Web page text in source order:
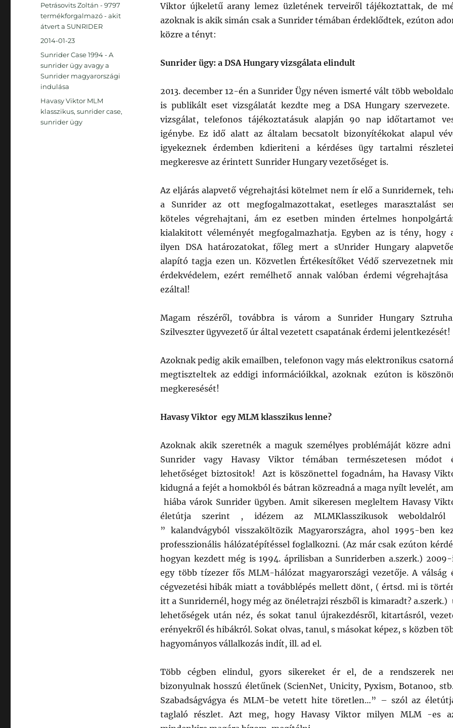
Viktor újkeletű arany lemez üzletének terveiről tájékoztattak, de
azoknak is akik simán csak a Sunrider témában érdeklődtek, ezúton
közre a tényt:
Sunrider ügy: a DSA Hungary vizsgálata elindult
2013. december 12-én a Sunrider Ügy néven ismerté vált több
is publikált eset vizsgálatát kezdte meg a DSA Hungary szervezete.
vizsgálat, telefonos tájékoztatásuk alapján 90 nap időtartamot
igénybe. Ez idő alatt az általam becsatolt bizonyítékokat alapul
igyekeznek érdemben kdieriteni a kérdéses ügy tartalmi
megkeresve az érintett Sunrider Hungary vezetőséget is.
Az eljárás alapvető végrehajtási kötelmet nem ír elő a Sunridernek,
a Sunrider az ott megfogalmazottakat, esetleges marasztalást
köteles végrehajtani, ám ez esetben minden értelmes
kialakitott véleményét megfogalmazhatja. Egyben az is tény, hogy
ilyen DSA határozatokat, főleg mert a sUnrider Hungary
alapító tagja ezen un. Közvetlen Értékesítőket Védő szervezetnek
érdekvédelem, ezért remélhető annak valóban érdemi végrehajtása
ezáltal!
Magam részéről, továbbra is várom a Sunrider Hungary
Szilveszter ügyvezető úr által vezetett csapatának érdemi jelentkezését!
Azoknak pedig akik emailben, telefonon vagy más elektronikus
megtiszteltek az eddigi információikkal, azoknak ezúton is
megkeresését!
Havasy Viktor egy MLM klasszikus lenne?
Azoknak akik szeretnék a maguk személyes problémáját közre
Sunrider vagy Havasy Viktor témában természetesen módot
lehetőséget biztositok! Azt is köszönettel fogadnám, ha Havasy
kidugná a fejét a homokból és bátran közreadná a maga nyílt levelét,
hiába várok Sunrider ügyben. Amit sikeresen megleltem Havasy
életútja szerint , idézem az MLMKlasszikusok
” kalandvágyból visszaköltözik Magyarországra, ahol 1995-ben
professzionális hálózatépítéssel foglalkozni. (Az már csak ezúton
hogyan kezdett még is 1994. áprilisban a Sunriderben a.szerk.)
egy több tízezer fős MLM-hálózat magyarországi vezetője. A válság
cégvezetési hibák miatt a továbblépés mellett dönt, ( értsd. mi is
itt a Sunridernél, hogy még az önéletrajzi részből is kimaradt? a.szerk.)
lehetőségek után néz, és sokat tanul újrakezdésről, kitartásról,
erényekről és hibákról. Sokat olvas, tanul, s másokat képez, s közben
hagyományos vállalkozás indít, ill. ad el.
Több cégben elindul, gyors sikereket ér el, de a rendszerek
bizonyulnak hosszú életűnek (ScienNet, Unicity, Pyxism, Botanoo,
Szabadságvágya és MLM-be vetett hite töretlen…” – szól az
taglaló részlet. Azt meg, hogy Havasy Viktor milyen MLM -es
Szerző
Petrásovits Zoltán - 9797
termékforgalmazó - akit
átvert a SUNRIDER
Közzétéve
2014-01-23
Kategória
Sunrider Case 1994 - A
sunrider ügy avagy a
Sunrider magyarországi
indulása
Címke
Havasy Viktor MLM
klasszikus,sunrider case,
sunrider ügy